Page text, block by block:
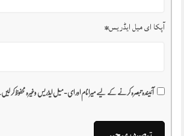
آپکا ای میل ایڈریس*
آئیندہ تبصرہ کرنے کے لیے میرا نام اور ای-میل ایڈریس وغیرہ محفوظ کر لیں۔